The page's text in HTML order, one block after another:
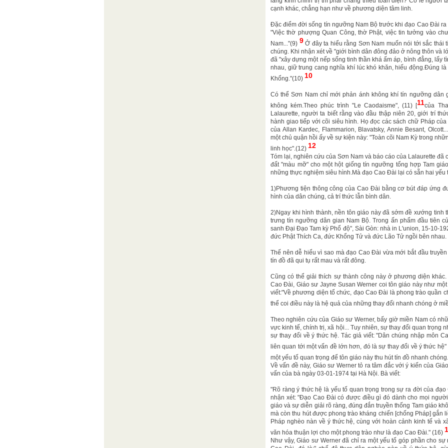
cạnh khác, chẳng hạn như về phương diện tâm linh.
Đặc điểm đời sống tín ngưỡng Nam Bộ trước khi đạo Cao Đài
"Việc thờ phượng Quan Công, thờ Phật, việc tin tưởng vào
Nam..."(9) 9Ở đây ta hiểu rằng Sơn Nam muốn nói tới sắc thái
chúng. Khi nhận xét về "giới bình dân đông đảo ở nông thôn và
đã "xây dựng một nếp sống tinh thần khá ấm áp, bình đẳng, lấy
nhau, giữ trung cang nghĩa khí lúc khó khăn, hiếu động.Đúng
Khổng."(10) 10
Có thể Sơn Nam chỉ mới phản ánh không khí tín ngưỡng dân
không kém.Theo phúc trình "Le Caodaisme", (11) [11của
Lalaurette, người ta biết rằng vào đầu thập niên 20, giới trí
hành giao tiếp với cõi siêu hình. Họ đọc các sách chữ Pháp
của Allan Kardec, Flammarion, Blavatsky, Annie Besant,
một chủ quận hồi ấy về sự kiện này: "Toàn cõi Nam Kỳ trong
linh học".(12) 12
Tóm lại, nghiên cứu của Sơn Nam và báo cáo của Lalaurette đã
đất "màu mỡ" cho một hột giống tín ngưỡng tổng hợp Tam
những thực nghiệm siêu hình.Mà đạo Cao Đài lại có sẵn hai yếu
1)Phương tiện thông công của Cao Đài bằng cơ bút đáp ứng
hình của dân chúng, cả trí thức lẫn bình dân.
2)Ngay khi hình thành, nền tôn giáo này đã sớm đề xướng tinh
trưng tín ngưỡng dân gian Nam Bộ. Trong ấn phẩm đầu tiên
sanh Đại Đạo Tam kỳ Phổ độ", Sài Gòn: nhà in L'union, 15-10-
đức Phật Thích Ca, đức Khổng Tử và đức Lão Tử ngồi bên nhau.
Thế nên dễ hiểu vì sao mà đạo Cao Đài vừa mới bắt đầu
tín đồ đã qui tụ rất mau và rất đông.
Cũng có thể giải thích sự thành công này ở phương diện
Cao Đài, Giáo sư Jayne Susan Werner coi tôn giáo này như
viết:"Về phương diện tổ chức, đạo Cao Đài là phong trào quần
thể coi điều này là hệ quả của những thay đổi nhanh chóng ở
Theo nghiên cứu của Giáo sư Werner, bấy giờ miền Nam có
vực kinh tế, chính trị, xã hội... Tuy nhiên, sự thay đổi quan trọng
sự thay đổi về ý thức hệ. Tác giả viết: "Dân chúng nhập môn
liên quan tới một vấn đề lớn hơn, đó là sự thay đổi về ý thức hệ"
một yếu tố quan trọng để tôn giáo này thu hút tín đồ nhanh
Về vấn đề này, Giáo sư Werner tỏ ra tâm đắc với ý kiến của
vấn của bà ngày 03-01-1974 tại Hà Nội. Bà viết:
"Rõ ràng ý thức hệ là yếu tố quan trọng trong sự ra đời của
nhận xét: "Đạo Cao Đài có được điều gì đó dành cho mọi
giáo và sự diễn giải rõ ràng, đúng đắn truyền thống Tam giáo
mà còn thu hút được phong trào kháng chiến [chống Pháp] gắn
Pháp nghèo nàn về ý thức hệ, cùng với hoàn cảnh kinh tế và
văn hóa thuận lợi cho một phong trào như là đạo Cao Đài." (16)
Như vậy, Giáo sư Werner đã chỉ ra một yếu tố góp phần cho